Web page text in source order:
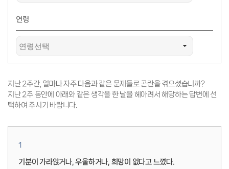
연령
지난 2주간, 얼마나 자주 다음과 같은 문제들로 곤란을 겪으셨습니까?
지난 2주 동안에 아래와 같은 생각을 한 날을 헤아려서 해당하는 답변에 선
택하여 주시기 바랍니다.
1
기분이 가라앉거나, 우울하거나, 희망이 없다고 느꼈다.